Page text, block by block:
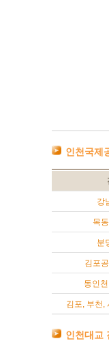
인천국제
강
목
분
김포
동인
김포, 부천,
인천대교